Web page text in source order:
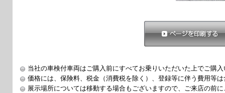
当社の車検付車両はご購入前にすべてお乗りいただいた上でご購
価格には、保険料、税金（消費税を除く）、登録等に伴う費用等
展示場所については移動する場合もございますので、ご来店の前